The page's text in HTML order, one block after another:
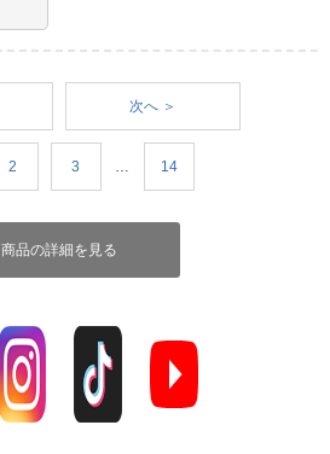
次へ ＞
2 3 14
商品の詳細を見る